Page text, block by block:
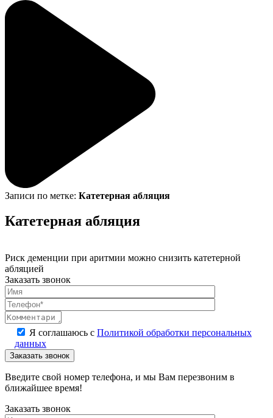
Записи по метке: Катетерная абляция
Катетерная абляция
Риск деменции при аритмии можно снизить катетерной
абляцией
Заказать звонок
Я соглашаюсь с Политикой обработки персональных
данных
Введите свой номер телефона, и мы Вам перезвоним в
ближайшее время!
Заказать звонок